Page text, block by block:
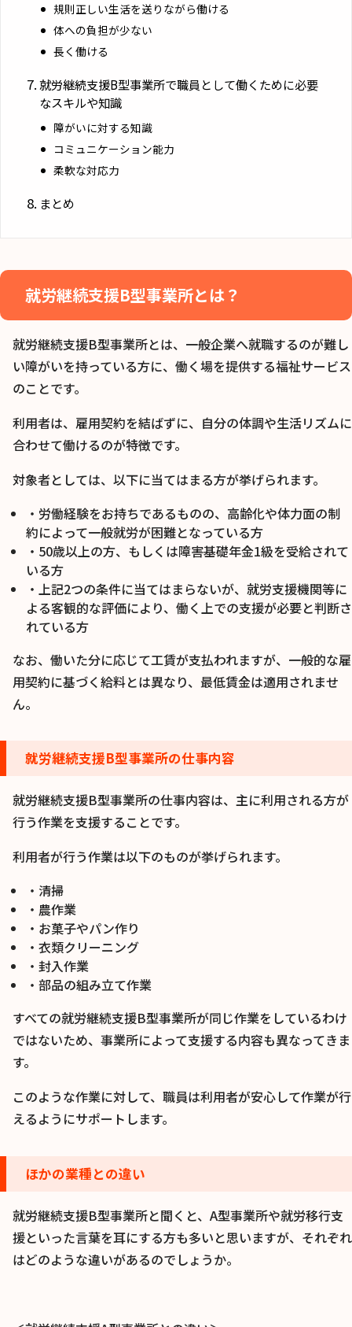
規則正しい生活を送りながら働ける
体への負担が少ない
長く働ける
就労継続支援B型事業所で職員として働くために必要
なスキルや知識
障がいに対する知識
コミュニケーション能力
柔軟な対応力
まとめ
就労継続支援B型事業所とは？
就労継続支援B型事業所とは、一般企業へ就職するのが難し
い障がいを持っている方に、働く場を提供する福祉サービス
のことです。
利用者は、雇用契約を結ばずに、自分の体調や生活リズムに
合わせて働けるのが特徴です。
対象者としては、以下に当てはまる方が挙げられます。
・労働経験をお持ちであるものの、高齢化や体力面の制
約によって一般就労が困難となっている方
・50歳以上の方、もしくは障害基礎年金1級を受給されて
いる方
・上記2つの条件に当てはまらないが、就労支援機関等に
よる客観的な評価により、働く上での支援が必要と判断さ
れている方
なお、働いた分に応じて工賃が支払われますが、一般的な雇
用契約に基づく給料とは異なり、最低賃金は適用されませ
ん。
就労継続支援B型事業所の仕事内容
就労継続支援B型事業所の仕事内容は、主に利用される方が
行う作業を支援することです。
利用者が行う作業は以下のものが挙げられます。
・清掃
・農作業
・お菓子やパン作り
・衣類クリーニング
・封入作業
・部品の組み立て作業
すべての就労継続支援B型事業所が同じ作業をしているわけ
ではないため、事業所によって支援する内容も異なってきま
す。
このような作業に対して、職員は利用者が安心して作業が行
えるようにサポートします。
ほかの業種との違い
就労継続支援B型事業所と聞くと、A型事業所や就労移行支
援といった言葉を耳にする方も多いと思いますが、それぞれ
はどのような違いがあるのでしょうか。